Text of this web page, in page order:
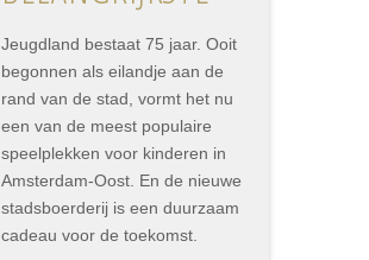
Jeugdland bestaat 75 jaar. Ooit
begonnen als eilandje aan de
rand van de stad, vormt het nu
een van de meest populaire
speelplekken voor kinderen in
Amsterdam-Oost. En de nieuwe
stadsboerderij is een duurzaam
cadeau voor de toekomst.